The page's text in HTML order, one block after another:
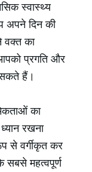
स्वास्थ्य
अपने दिन की
वक्त का
प्रगति और
सकते हैं।
का
रखना
से वर्गीकृत कर
महत्वपूर्ण